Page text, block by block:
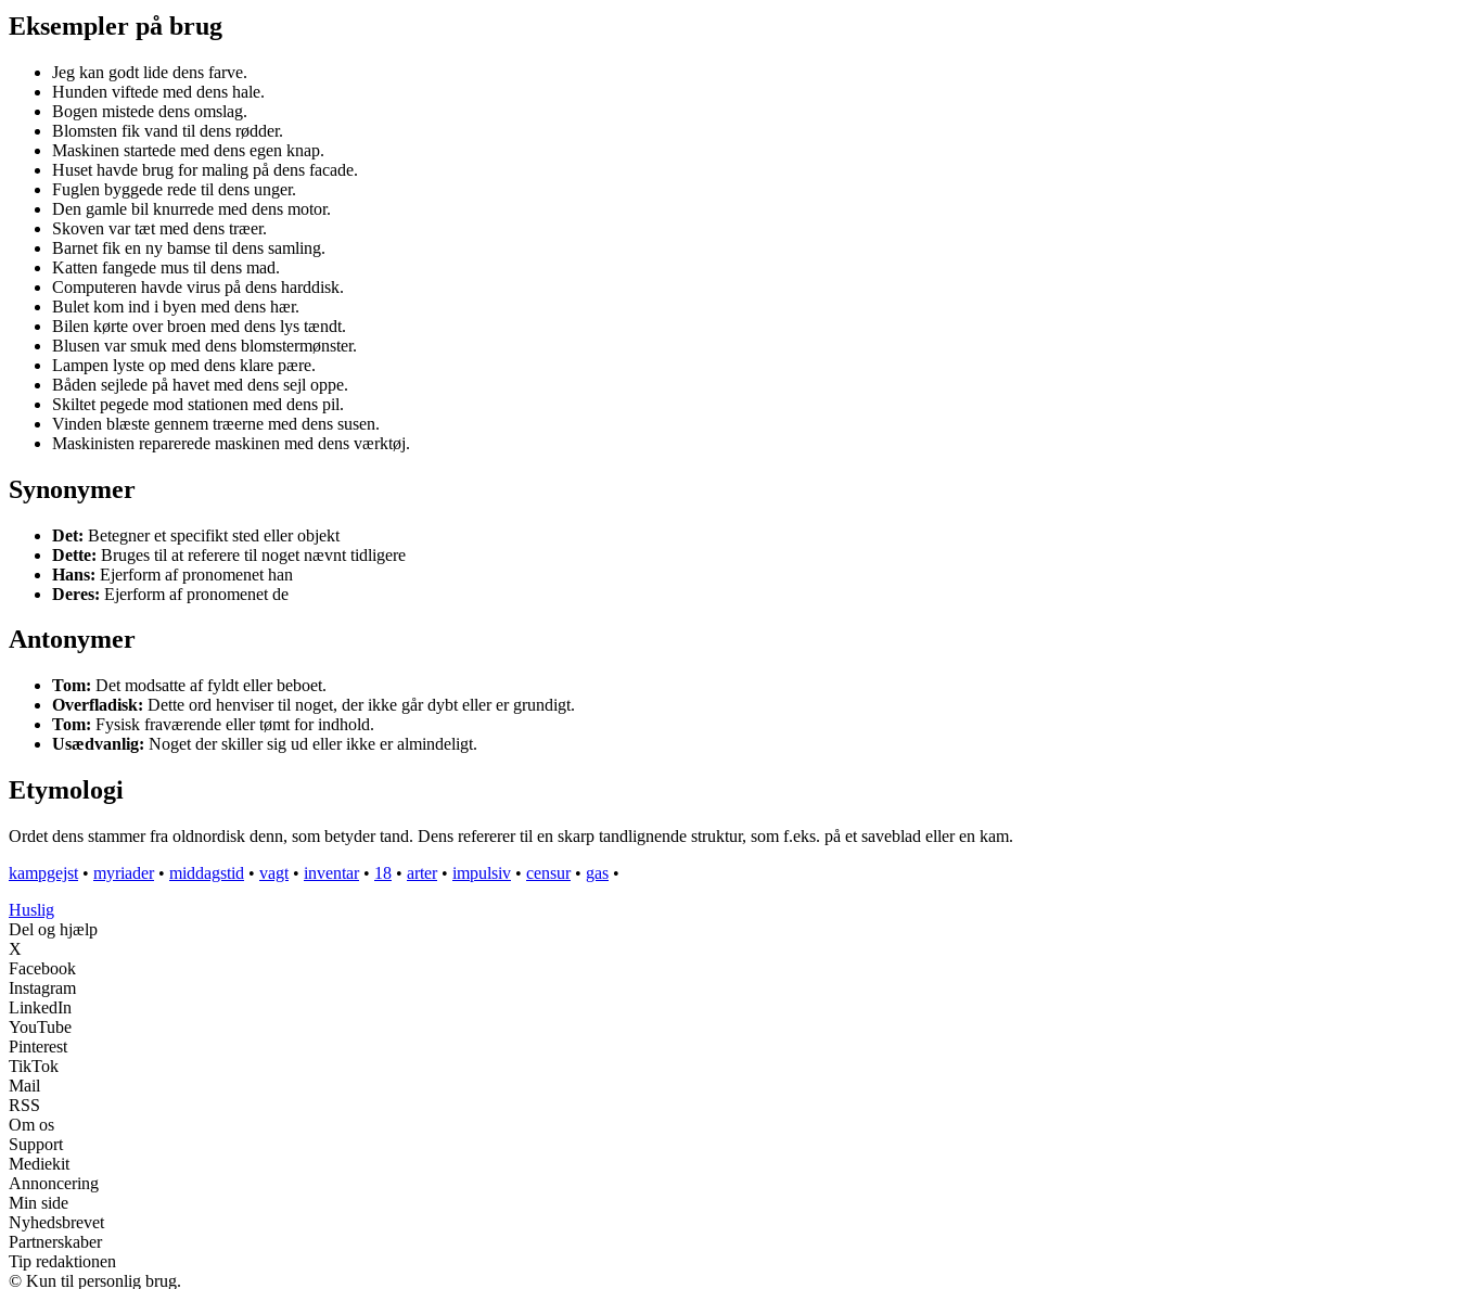
Eksempler på brug
Jeg kan godt lide dens farve.
Hunden viftede med dens hale.
Bogen mistede dens omslag.
Blomsten fik vand til dens rødder.
Maskinen startede med dens egen knap.
Huset havde brug for maling på dens facade.
Fuglen byggede rede til dens unger.
Den gamle bil knurrede med dens motor.
Skoven var tæt med dens træer.
Barnet fik en ny bamse til dens samling.
Katten fangede mus til dens mad.
Computeren havde virus på dens harddisk.
Bulet kom ind i byen med dens hær.
Bilen kørte over broen med dens lys tændt.
Blusen var smuk med dens blomstermønster.
Lampen lyste op med dens klare pære.
Båden sejlede på havet med dens sejl oppe.
Skiltet pegede mod stationen med dens pil.
Vinden blæste gennem træerne med dens susen.
Maskinisten reparerede maskinen med dens værktøj.
Synonymer
Det: Betegner et specifikt sted eller objekt
Dette: Bruges til at referere til noget nævnt tidligere
Hans: Ejerform af pronomenet han
Deres: Ejerform af pronomenet de
Antonymer
Tom: Det modsatte af fyldt eller beboet.
Overfladisk: Dette ord henviser til noget, der ikke går dybt eller er grundigt.
Tom: Fysisk fraværende eller tømt for indhold.
Usædvanlig: Noget der skiller sig ud eller ikke er almindeligt.
Etymologi
Ordet dens stammer fra oldnordisk denn, som betyder tand. Dens refererer til en skarp tandlignende struktur, som f.eks. på et saveblad eller en kam.
kampgejst • myriader• middagstid • vagt • inventar• 18 • arter• impulsiv • censur• gas •
Huslig
Del og hjælp
X
Facebook
Instagram
LinkedIn
YouTube
Pinterest
TikTok
Mail
RSS
Om os
Support
Mediekit
Annoncering
Min side
Nyhedsbrevet
Partnerskaber
Tip redaktionen
© Kun til personlig brug.